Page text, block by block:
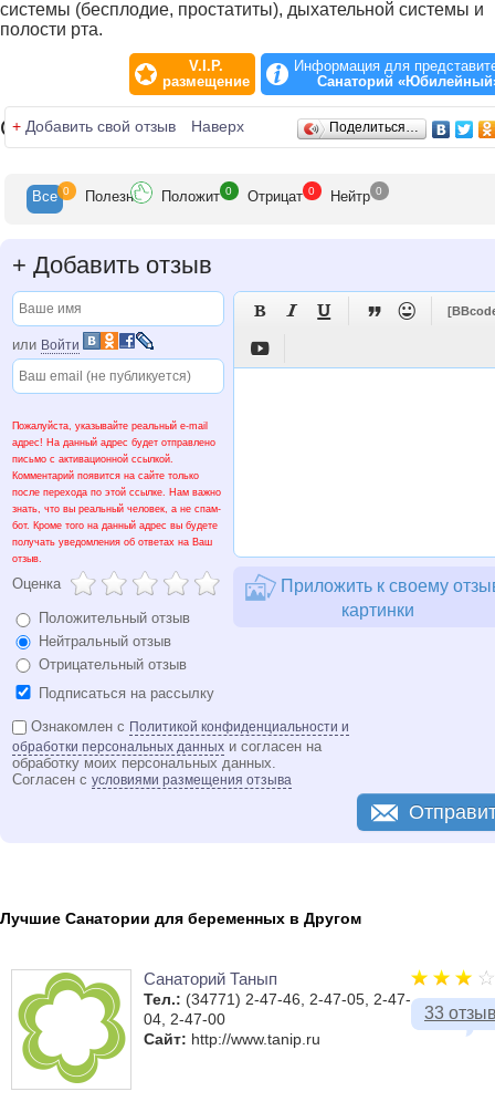
системы (бесплодие, простатиты), дыхательной системы и
полости рта.
V.I.P.
размещение
Информация для
Санаторий
Отзывы
+ Добавить свой отзыв Наверх Поделиться…
Все 0 Полезн Положит 0 Отрицат 0 Нейтр 0
+ Добавить отзыв
или Войти
Пожалуйста, указывайте реальный e-mail
адрес! На данный адрес будет отправлено
письмо с активационной ссылкой.
Комментарий появится на сайте только
после перехода по этой ссылке. Нам важно
знать, что вы реальный человек, а не спам-
бот. Кроме того на данный адрес вы будете
получать уведомления об ответах на Ваш
отзыв.
Оценка
Положительный отзыв
Нейтральный отзыв
Отрицательный отзыв
Подписаться на рассылку
   


Приложить к своему
картинки
Ознакомлен с Политикой конфиденциальности и
обработки персональных данных и согласен на
обработку моих персональных данных.
Согласен с условиями размещения отзыва
Лучшие Санатории для беременных в Другом
33
Санаторий Танып
Тел.: (34771) 2-47-46, 2-47-05, 2-47-
04, 2-47-00
Сайт: http://www.tanip.ru